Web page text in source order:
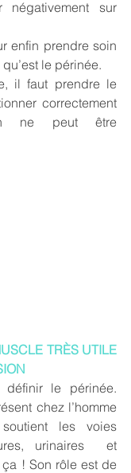
négativement sur
enfin prendre soin
le périnée.
il faut prendre le
correctement
ne peut être
TRÈS UTILE
définir le périnée.
chez l’homme
les voies
urinaires  et
! Son rôle est de